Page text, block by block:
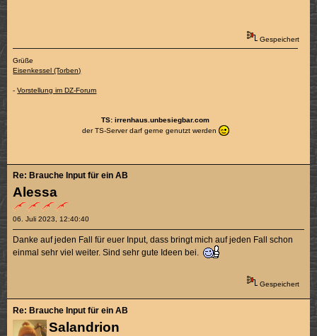
Gespeichert
Grüße
Eisenkessel (Torben)
-Vorstellung im DZ-Forum
TS: irrenhaus.unbesiegbar.com
der TS-Server darf gerne genutzt werden
Alessa
06. Juli 2023, 12:40:40
Re: Brauche Input für ein AB
Danke auf jeden Fall für euer Input, dass bringt mich auf jeden Fall schon
einmal sehr viel weiter. Sind sehr gute Ideen bei.
Gespeichert
Salandrion
Re: Brauche Input für ein AB